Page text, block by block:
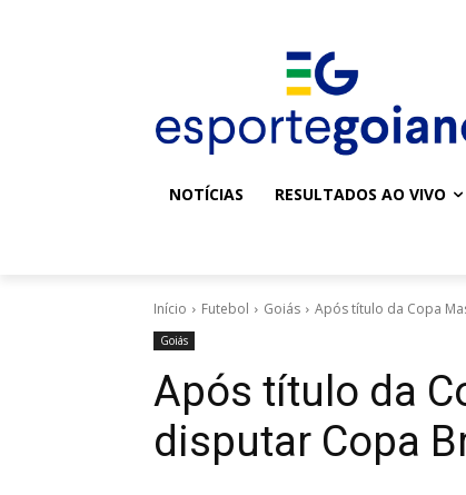
NOTÍCIAS RESULTADOS AO VIVO
Início Futebol Goiás Após título da Copa
Goiás
Após título da
disputar Copa